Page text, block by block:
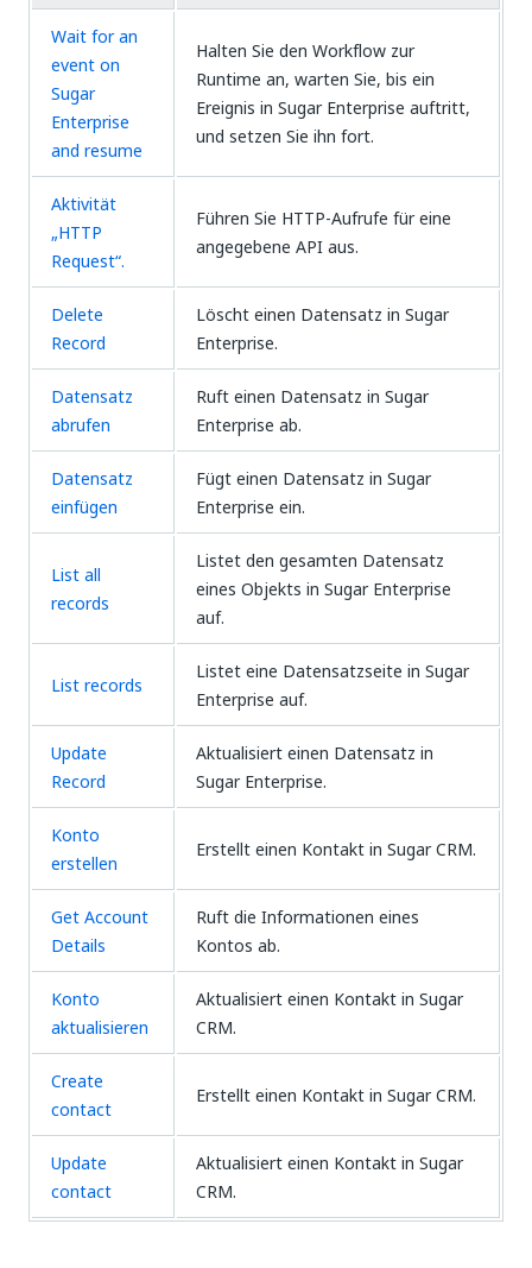
Wait for an
event on
Sugar
Enterprise
and resume
Halten Sie den Workflow zur
Runtime an, warten Sie, bis ein
Ereignis in Sugar Enterprise auftritt,
und setzen Sie ihn fort.
Aktivität
„HTTP
Request“.
Führen Sie HTTP-Aufrufe für eine
angegebene API aus.
Delete
Record
Löscht einen Datensatz in Sugar
Enterprise.
Datensatz
abrufen
Ruft einen Datensatz in Sugar
Enterprise ab.
Datensatz
einfügen
Fügt einen Datensatz in Sugar
Enterprise ein.
List all
records
Listet den gesamten Datensatz
eines Objekts in Sugar Enterprise
auf.
List records
Listet eine Datensatzseite in Sugar
Enterprise auf.
Update
Record
Aktualisiert einen Datensatz in
Sugar Enterprise.
Konto
erstellen
Erstellt einen Kontakt in Sugar CRM.
Get Account
Details
Ruft die Informationen eines
Kontos ab.
Konto
aktualisieren
Aktualisiert einen Kontakt in Sugar
CRM.
Create
contact
Erstellt einen Kontakt in Sugar CRM.
Update
contact
Aktualisiert einen Kontakt in Sugar
CRM.